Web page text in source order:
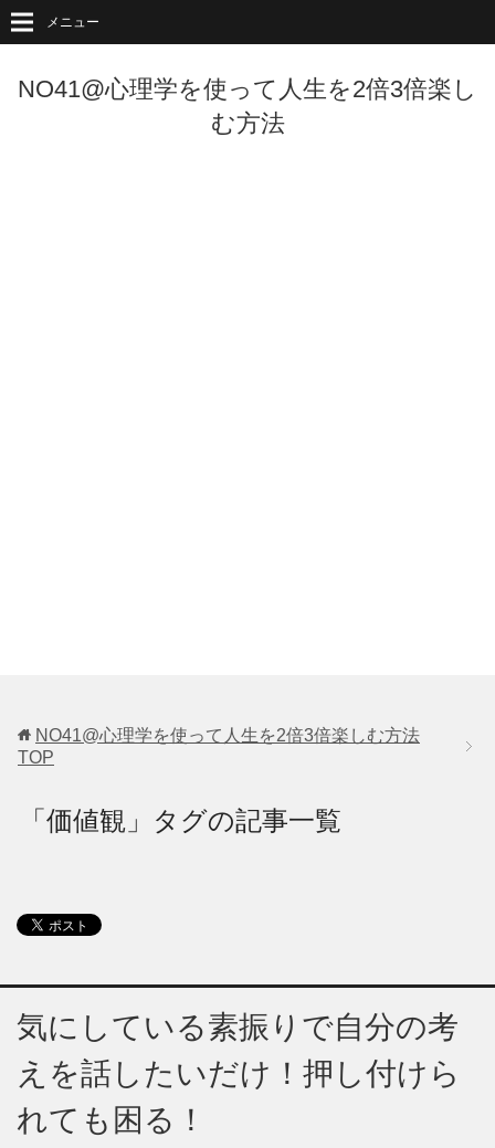
NO41@心理学を使って人生を2倍3倍楽し
む方法
メニュー
NO41@心理学を使って人生を2倍3倍楽しむ方法
TOP
「価値観」タグの記事一覧
気にしている素振りで自分の考
えを話したいだけ！押し付けら
れても困る！